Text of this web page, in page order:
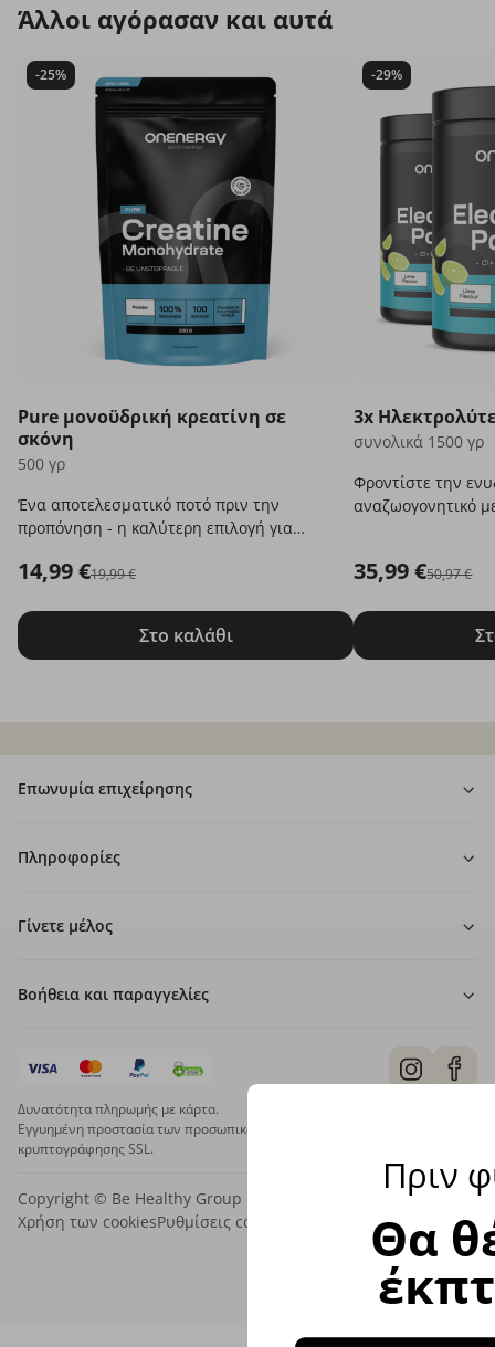
Άλλοι αγόρασαν και αυτά
-25%
Pure μονοϋδρική κρεατίνη σε
σκόνη
500 γρ
Ένα αποτελεσματικό ποτό πριν την
προπόνηση - η καλύτερη επιλογή για
14,99 €19,99 €
Στο καλάθι
-29%
3x
συνολικά 1500 γρ
Φροντίστε την
αναζωογονητικό
35,99 €50,97 €
Επωνυμία επιχείρησης
Πληροφορίες
Γίνετε μέλος
Βοήθεια και παραγγελίες
Δυνατότητα πληρωμής με κάρτα.
Εγγυημένη προστασία των προσωπικών σας δεδομένων μέσω
κρυπτογράφησης SSL.
Copyright © Be Healthy Group d.o.o. 2012 - 2026
Χρήση των cookiesΡυθμίσεις cookies Χάρτης ιστότοπου
Πριν
Θα